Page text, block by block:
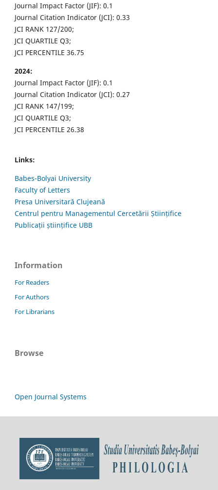
Journal Impact Factor (JIF): 0.1
Journal Citation Indicator (JCI): 0.33
JCI RANK 127/200;
JCI QUARTILE Q3;
JCI PERCENTILE 36.75
2024:
Journal Impact Factor (JIF): 0.1
Journal Citation Indicator (JCI): 0.27
JCI RANK 147/199;
JCI QUARTILE Q3;
JCI PERCENTILE 26.38
Links:
Babes-Bolyai University
Faculty of Letters
Presa Universitară Clujeană
Centrul pentru Managementul Cercetării Științifice
Publicații științifice UBB
Information
For Readers
For Authors
For Librarians
Browse
Open Journal Systems